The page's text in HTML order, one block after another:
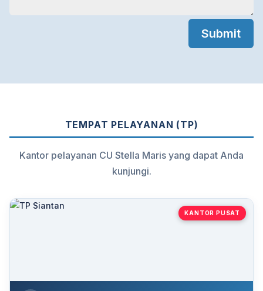
Submit
TEMPAT PELAYANAN (TP)
Kantor pelayanan CU Stella Maris yang dapat Anda
kunjungi.
KANTOR PUSAT